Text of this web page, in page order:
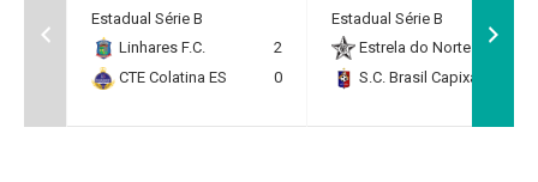
Estadual Série B
Linhares F.C.
2
CTE Colatina ES
0
Estadual Série B
Estrela do Norte F.C.
S.C. Brasil Capixaba